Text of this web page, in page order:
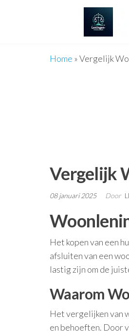
Home »Vergelijk
Vergelijk
08 januari 2025 Door
Het kopen van een
afsluiten van een
lastig zijn om de
Waarom
Het vergelijken van
en behoeften. Door